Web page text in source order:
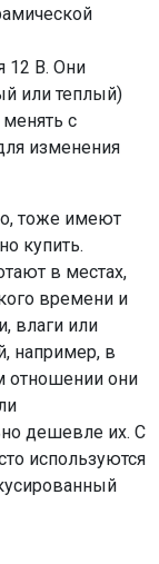
12 В. Они
или теплый)
с
изменения
тоже имеют
купить.
в местах,
времени и
влаги или
например, в
отношении они
дешевле их. С
используются